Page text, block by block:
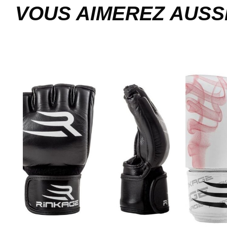
VOUS AIMEREZ